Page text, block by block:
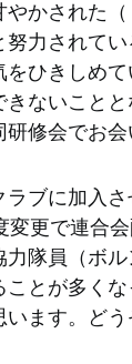
かされた
力されて
をひきしめ
ないこと
修会でお
ブに加入
変更で連合
力隊員（ボ
とが多く
ます。ど